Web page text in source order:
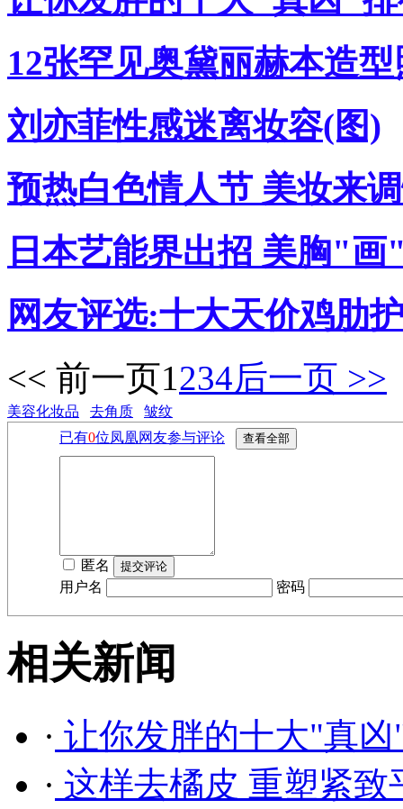
12张罕见奥黛丽赫本造
刘亦菲性感迷离妆容(图)
预热白色情人节 美妆来
日本艺能界出招 美胸"
网友评选:十大天价鸡肋
<< 前一页1234后一页 >>
美容化妆品 去角质
皱纹
已有0位凤凰网友参与评论
匿名
用户名
密码
相关新闻
· 让你发胖的十大"真
· 这样去橘皮 重塑紧致